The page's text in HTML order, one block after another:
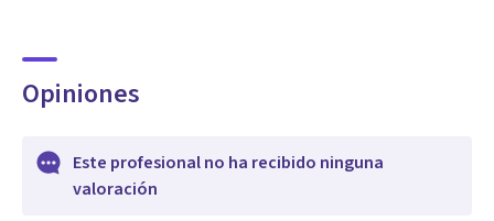
Opiniones
Este profesional no ha recibido ninguna
valoración